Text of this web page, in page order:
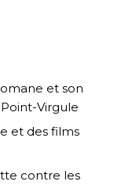
et son
Virgule
et des films
contre les